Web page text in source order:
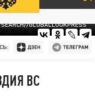
GLOBALLOOKPRESS
ВС